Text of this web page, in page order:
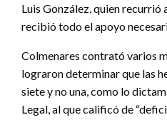
Luis González, quien recurrió
recibió todo el apoyo
Colmenares contrató varios
lograron determinar que las
siete y no una, como lo
Legal, al que calificó de